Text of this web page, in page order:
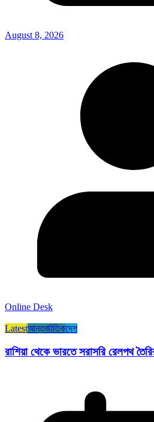
August 8, 2026
Online Desk
Latestআন্তর্জাতিকদেশ
রাশিয়া থেকে ভারতে সরাসরি রেলপথ